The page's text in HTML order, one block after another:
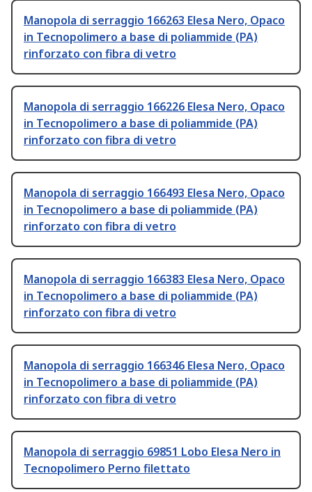
Manopola di serraggio 166263 Elesa Nero, Opaco
in Tecnopolimero a base di poliammide (PA)
rinforzato con fibra di vetro
Manopola di serraggio 166226 Elesa Nero, Opaco
in Tecnopolimero a base di poliammide (PA)
rinforzato con fibra di vetro
Manopola di serraggio 166493 Elesa Nero, Opaco
in Tecnopolimero a base di poliammide (PA)
rinforzato con fibra di vetro
Manopola di serraggio 166383 Elesa Nero, Opaco
in Tecnopolimero a base di poliammide (PA)
rinforzato con fibra di vetro
Manopola di serraggio 166346 Elesa Nero, Opaco
in Tecnopolimero a base di poliammide (PA)
rinforzato con fibra di vetro
Manopola di serraggio 69851 Lobo Elesa Nero in
Tecnopolimero Perno filettato